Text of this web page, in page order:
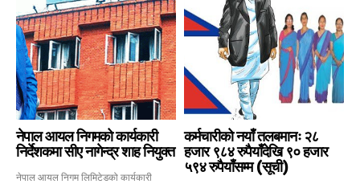
नेपाल आयल निगमको कार्यकारी
निर्देशकमा सीए नागेन्द्र शाह नियुक्त
नेपाल आयल निगम लिमिटेडको कार्यकारी
कर्मचारीको नयाँ तलबमानः २८
हजार ९८४ रुपैयाँदेखि ९० हजार
५९४ रुपैयाँसम्म (सूची)